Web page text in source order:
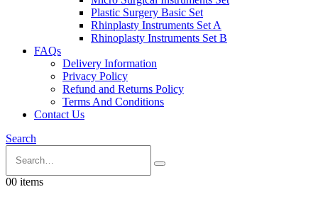
Plastic Surgery Basic Set
Rhinplasty Instruments Set A
Rhinoplasty Instruments Set B
FAQs
Delivery Information
Privacy Policy
Refund and Returns Policy
Terms And Conditions
Contact Us
Search
00 items